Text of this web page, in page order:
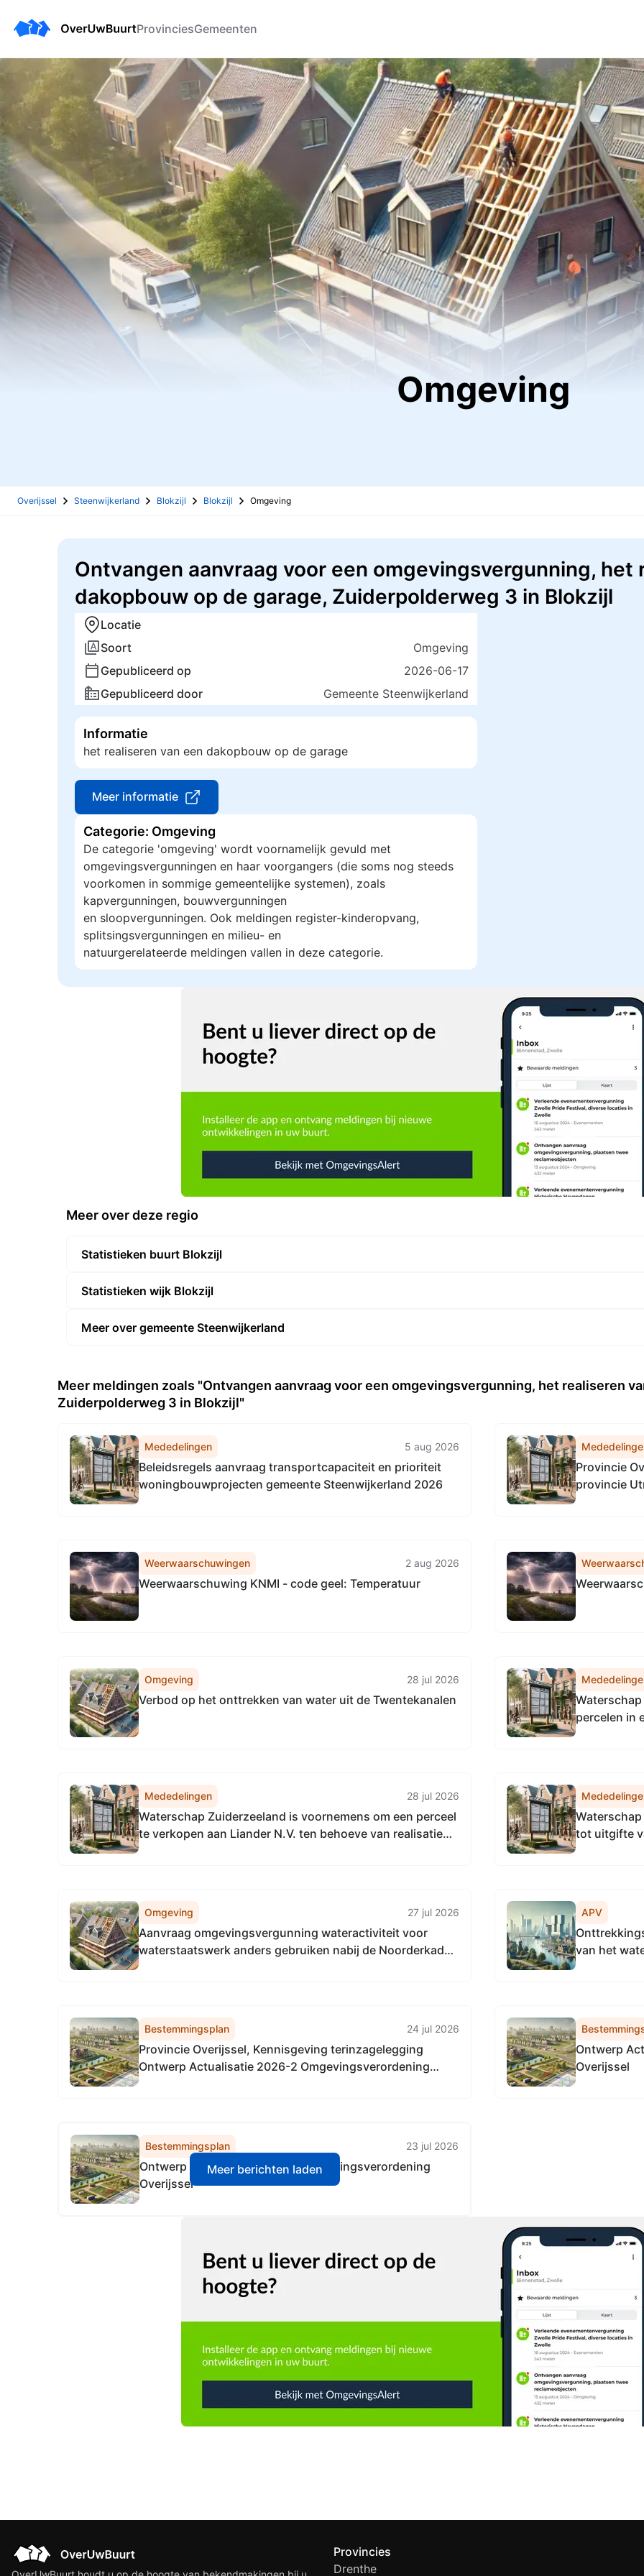
ProvinciesGemeenten
Omgeving
Overijssel Steenwijkerland Blokzijl Blokzijl Omgeving
Ontvangen aanvraag voor een omgevingsvergunning, het
dakopbouw op de garage, Zuiderpolderweg 3 in Blokzijl
Locatie
Soort
Omgeving
Gepubliceerd op
2026-06-17
Gepubliceerd door
Gemeente Steenwijkerland
Informatie
het realiseren van een dakopbouw op de garage
Meer informatie
Categorie: Omgeving
De categorie 'omgeving' wordt voornamelijk gevuld met
omgevingsvergunningen en haar voorgangers (die soms nog steeds
voorkomen in sommige gemeentelijke systemen), zoals
kapvergunningen, bouwvergunningen
en sloopvergunningen. Ook meldingen register-kinderopvang,
splitsingsvergunningen en milieu- en
natuurgerelateerde meldingen vallen in deze categorie.
Meer over deze regio
Statistieken buurt Blokzijl
Statistieken wijk Blokzijl
Meer over gemeente Steenwijkerland
Meer meldingen zoals "Ontvangen aanvraag voor een omgevingsvergunning, het realiseren
Zuiderpolderweg 3 in Blokzijl"
Mededelingen 5 aug 2026
Beleidsregels aanvraag transportcapaciteit en prioriteit
woningbouwprojecten gemeente Steenwijkerland 2026
Provincie
provincie
Weerwaarschuwingen 2 aug 2026
Weerwaarschuwing KNMI - code geel: Temperatuur
Omgeving 28 jul 2026
Verbod op het onttrekken van water uit de Twentekanalen
percelen in
Mededelingen 28 jul 2026
Waterschap Zuiderzeeland is voornemens om een perceel
te verkopen aan Liander N.V. ten behoeve van realisatie
tot uitgifte
Omgeving 27 jul 2026
Aanvraag omgevingsvergunning wateractiviteit voor
waterstaatswerk anders gebruiken nabij de Noorderkade
APV
van het
Bestemmingsplan 24 jul 2026
Provincie Overijssel, Kennisgeving terinzagelegging
Ontwerp Actualisatie 2026-2 Omgevingsverordening
Ontwerp
Overijssel
Bestemmingsplan 23 jul 2026
Ontwerp Actualisatie 2026-2 Omgevingsverordening
Overijssel
Meer berichten laden
Provincies
Drenthe